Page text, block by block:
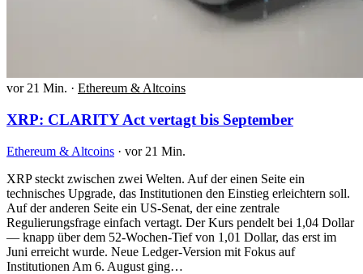
vor 21 Min. · Ethereum & Altcoins
XRP: CLARITY Act vertagt bis September
Ethereum & Altcoins · vor 21 Min.
XRP steckt zwischen zwei Welten. Auf der einen Seite ein
technisches Upgrade, das Institutionen den Einstieg erleichtern soll.
Auf der anderen Seite ein US-Senat, der eine zentrale
Regulierungsfrage einfach vertagt. Der Kurs pendelt bei 1,04 Dollar
— knapp über dem 52-Wochen-Tief von 1,01 Dollar, das erst im
Juni erreicht wurde. Neue Ledger-Version mit Fokus auf
Institutionen Am 6. August ging…